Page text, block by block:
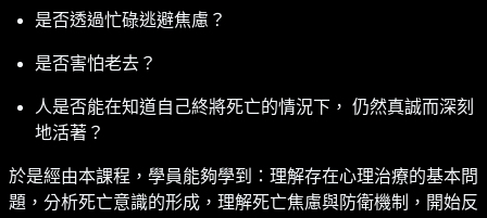
是否透過忙碌逃避焦慮？
是否害怕老去？
人是否能在知道自己終將死亡的情況下， 仍然真誠而深刻
地活著？
於是經由本課程，學員能夠學到：理解存在心理治療的基本問
題，分析死亡意識的形成，理解死亡焦慮與防衛機制，開始反